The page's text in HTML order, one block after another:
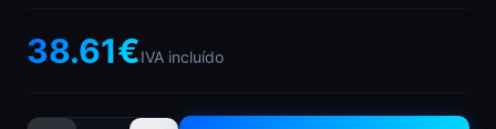
38.61€IVA incluído